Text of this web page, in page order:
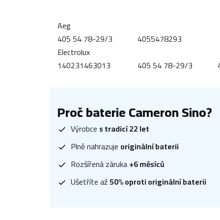
Aeg
405 54 78-29/3
4055478293
Electrolux
140231463013
405 54 78-29/3
Proč baterie Cameron Sino?
Výrobce s tradicí 22 let
Plně nahrazuje originální baterii
Rozšířená záruka+6 měsíců
Ušetříte až50% oproti originální baterii